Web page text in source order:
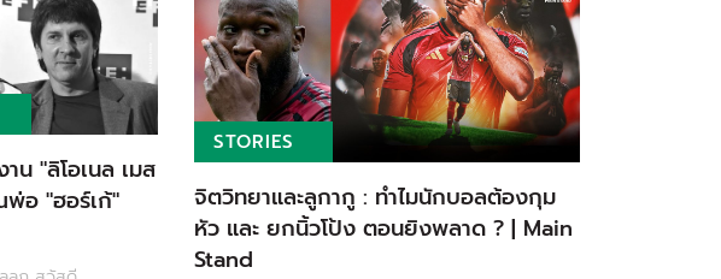
น "ลิโอเนล เมส
อ "ฮอร์เก้"
STORIES
จิตวิทยาและลูกากู : ทำไมนักบอลต้องกุม
หัว และ ยกนิ้วโป้ง ตอนยิงพลาด ? | Main
Stand